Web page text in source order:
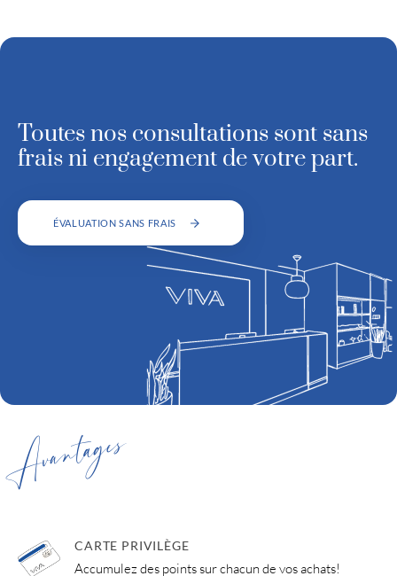
Toutes nos consultations sont sans
frais ni engagement de votre part.
ÉVALUATION SANS FRAIS
CARTE PRIVILÈGE
Accumulez des points sur chacun de vos achats!